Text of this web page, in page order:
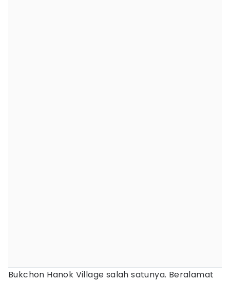
Bukchon Hanok Village salah satunya. Beralamat